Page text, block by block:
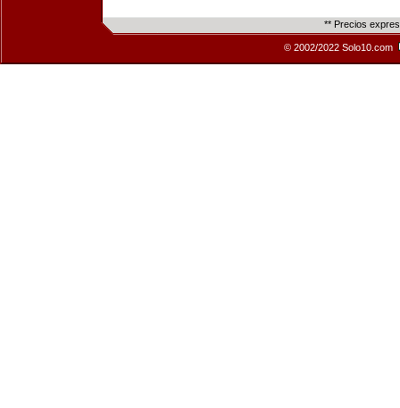
** Precios
© 2002/2022 Solo10.com